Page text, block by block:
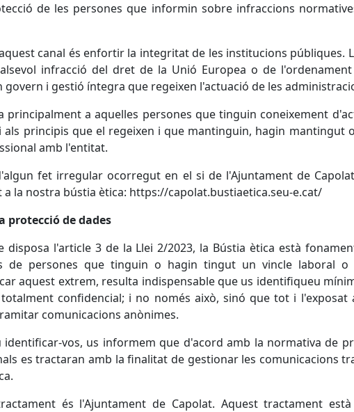
de les persones que informin sobre infraccions
canal és enfortir la integritat de les institucions públiques.
infracció del dret de la Unió Europea o de
govern i gestió íntegra que regeixen l'actuació de les
principalment a aquelles persones que tinguin coneixement
principis que el regeixen i que mantinguin, hagin mantingut
amb l'entitat.
fet irregular ocorregut en el si de l'Ajuntament de
a la nostra bústia ètica: https://capolat.bustiaetica.seu-e.cat/
de dades
disposa l'article 3 de la Llei 2/2023, la Bústia ètica està
de persones que tinguin o hagin tingut un vincle laboral o
aquest extrem, resulta indispensable que us identifiqueu
confidencial; i no només això, sinó que tot i l'exposat
comunicacions anònimes.
identificar-vos, us informem que d'acord amb la normativa de
es tractaran amb la finalitat de gestionar les comunicacions
és l'Ajuntament de Capolat. Aquest tractament